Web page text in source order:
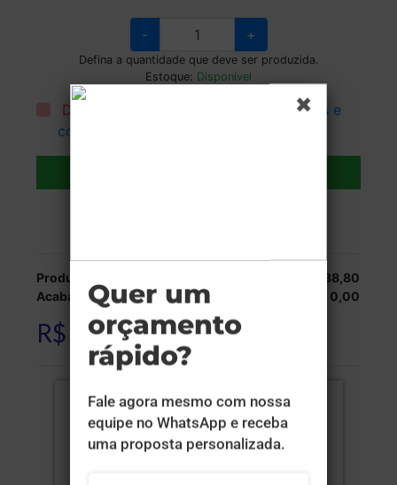
- +
Defina a quantidade que deve ser produzida.
Estoque: Disponível
Declaro que li e aceito todos os
termos e
condições
Produção:
R$ 2.538,80
Acabamentos:
R$ 0,00
R$ 2.538,80